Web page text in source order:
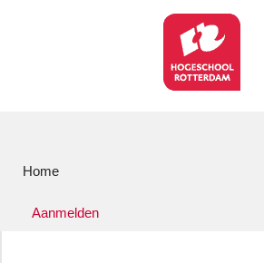
Home
Aanmelden